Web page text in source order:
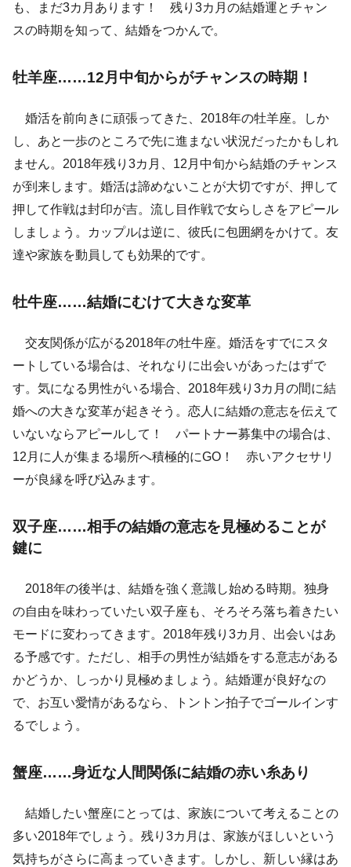
も、まだ3カ月あります！ 残り3カ月の結婚運とチャン
スの時期を知って、結婚をつかんで。
牡羊座……12月中旬からがチャンスの時期！
婚活を前向きに頑張ってきた、2018年の牡羊座。しか
し、あと一歩のところで先に進まない状況だったかもしれ
ません。2018年残り3カ月、12月中旬から結婚のチャンス
が到来します。婚活は諦めないことが大切ですが、押して
押して作戦は封印が吉。流し目作戦で女らしさをアピール
しましょう。カップルは逆に、彼氏に包囲網をかけて。友
達や家族を動員しても効果的です。
牡牛座……結婚にむけて大きな変革
交友関係が広がる2018年の牡牛座。婚活をすでにスタ
ートしている場合は、それなりに出会いがあったはずで
す。気になる男性がいる場合、2018年残り3カ月の間に結
婚への大きな変革が起きそう。恋人に結婚の意志を伝えて
いないならアピールして！ パートナー募集中の場合は、
12月に人が集まる場所へ積極的にGO！ 赤いアクセサリ
ーが良縁を呼び込みます。
双子座……相手の結婚の意志を見極めることが
鍵に
2018年の後半は、結婚を強く意識し始める時期。独身
の自由を味わっていたい双子座も、そろそろ落ち着きたい
モードに変わってきます。2018年残り3カ月、出会いはあ
る予感です。ただし、相手の男性が結婚をする意志がある
かどうか、しっかり見極めましょう。結婚運が良好なの
で、お互い愛情があるなら、トントン拍子でゴールインす
るでしょう。
蟹座……身近な人間関係に結婚の赤い糸あり
結婚したい蟹座にとっては、家族について考えることの
多い2018年でしょう。残り3カ月は、家族がほしいという
気持ちがさらに高まっていきます。しかし、新しい縁はあ